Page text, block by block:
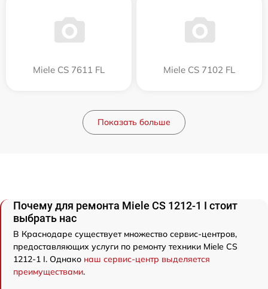
Miele CS 7611 FL Miele CS 7102 FL
Показать больше
Почему для ремонта Miele CS 1212-1 I стоит
выбрать нас
В Краснодаре существует множество сервис-центров,
предоставляющих услуги по ремонту техники Miele CS
1212-1 I. Однако наш сервис-центр выделяется
преимуществами.